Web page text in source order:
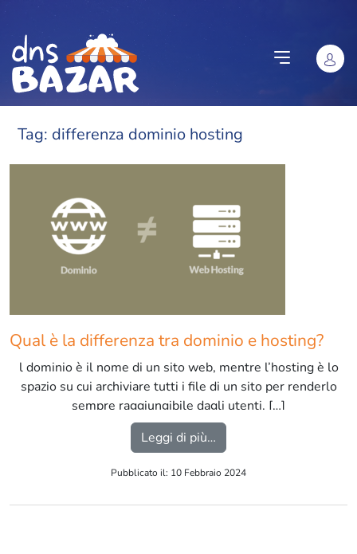
Vai al contenuto
Tag: differenza dominio hosting
Qual è la differenza tra dominio e hosting?
l dominio è il nome di un sito web, mentre l’hosting è lo
spazio su cui archiviare tutti i file di un sito per renderlo
sempre raggiungibile dagli utenti. […]
Leggi di più…
Pubblicato il: 10 Febbraio 2024